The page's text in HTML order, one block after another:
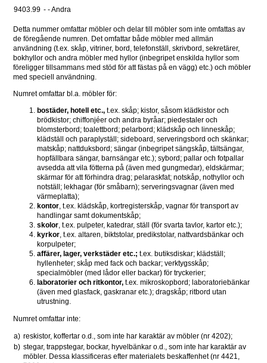
9403.99 - - Andra
Detta nummer omfattar möbler och delar till möbler som inte omfattas av
de föregående numren. Det omfattar både möbler med allmän
användning (t.ex. skåp, vitriner, bord, telefonställ, skrivbord, sekretärer,
bokhyllor och andra möbler med hyllor (inbegripet enskilda hyllor som
föreligger tillsammans med stöd för att fästas på en vägg) etc.) och möbler
med speciell användning.
Numret omfattar bl.a. möbler för:
bostäder, hotell etc., t.ex. skåp; kistor, såsom klädkistor och
brödkistor; chiffonjéer och andra byråar; piedestaler och
blomsterbord; toalettbord; pelarbord; klädskåp och linneskåp;
klädställ och paraplyställ; sideboard, serveringsbord och skänkar;
matskåp; nattduksbord; sängar (inbegripet sängskåp, tältsängar,
hopfällbara sängar, barnsängar etc.); sybord; pallar och fotpallar
avsedda att vila fötterna på (även med gungmedar), eldskärmar;
skärmar för att förhindra drag; pelaraskfat; notskåp, nothyllor och
notställ; lekhagar (för småbarn); serveringsvagnar (även med
värmeplatta);
kontor, t.ex. klädskåp, kortregisterskåp, vagnar för transport av
handlingar samt dokumentskåp;
skolor, t.ex. pulpeter, katedrar, ställ (för svarta tavlor, kartor etc.);
kyrkor, t.ex. altaren, biktstolar, predikstolar, nattvardsbänkar och
korpulpeter;
affärer, lager, verkstäder etc.; t.ex. butiksdiskar; klädställ;
hyllenheter; skåp med fack och backar; verktygsskåp;
specialmöbler (med lådor eller backar) för tryckerier;
laboratorier och ritkontor, t.ex. mikroskopbord; laboratoriebänkar
(även med glasfack, gaskranar etc.); dragskåp; ritbord utan
utrustning.
Numret omfattar inte:
a) reskistor, koffertar o.d., som inte har karaktär av möbler (nr 4202);
b) stegar, trappstegar, bockar, hyvelbänkar o.d., som inte har karaktär av
möbler. Dessa klassificeras efter materialets beskaffenhet (nr 4421,